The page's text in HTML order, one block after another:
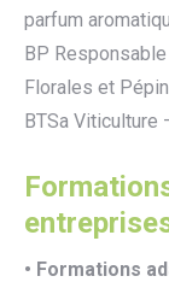
parfum
BP
Florales et
BTSa
• Formations